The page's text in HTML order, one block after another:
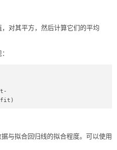
对其平方，然后计算它们的平均
与拟合回归线的拟合程度。可以使用